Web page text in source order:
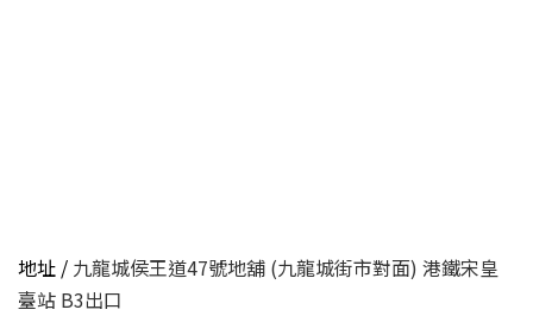
地址 / 九龍城侯王道47號地舖 (九龍城街市對面) 港鐵宋皇
臺站 B3出口